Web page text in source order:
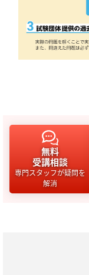
無料
受講相談
専門スタッフが疑問を
解消